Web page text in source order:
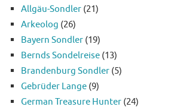
Allgäu-Sondler (21)
Arkeolog (26)
Bayern Sondler (19)
Bernds Sondelreise (13)
Brandenburg Sondler (5)
Gebrüder Lange (9)
German Treasure Hunter (24)